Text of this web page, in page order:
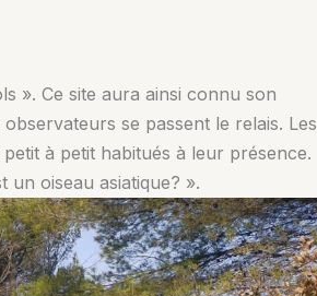
». Ce site aura ainsi connu son
se passent le relais. Les
à petit habitués à leur présence.
un oiseau asiatique? ».